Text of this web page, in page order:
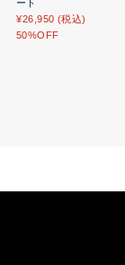
ート
¥26,950 (税込)
50%OFF